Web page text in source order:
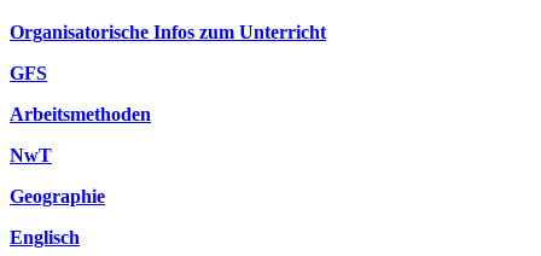
Organisatorische Infos zum Unterricht
GFS
Arbeitsmethoden
NwT
Geographie
Englisch